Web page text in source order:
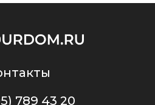
789 43 20